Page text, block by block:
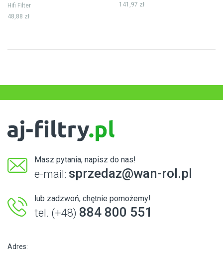
Hifi Filter
48,88 zł
141,97 zł
Masz pytania, napisz do nas!
e-mail: sprzedaz@wan-rol.pl
lub zadzwoń, chętnie pomożemy!
tel. (+48) 884 800 551
Adres: